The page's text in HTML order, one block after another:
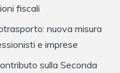
fiscali
nuova misura
e imprese
sulla Seconda